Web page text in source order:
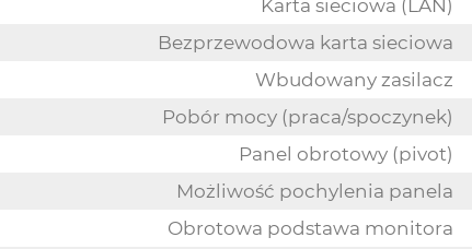
Bezprzewodowa karta sieciowa
Wbudowany zasilacz
Pobór mocy (praca/spoczynek)
Panel obrotowy (pivot)
Możliwość pochylenia panela
Obrotowa podstawa monitora